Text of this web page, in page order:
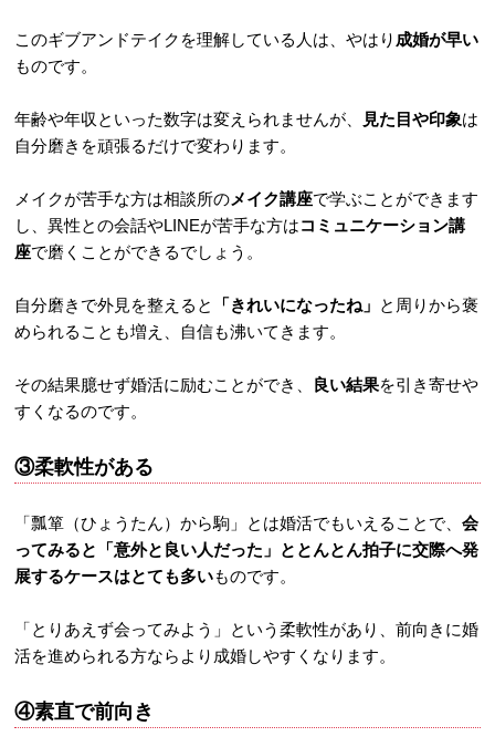
このギブアンドテイクを理解している人は、やはり 成婚が早い
ものです。
年齢や年収といった数字は変えられませんが、 見た目や印象は
自分磨きを頑張るだけで変わります。
メイクが苦手な方は相談所のメイク講座で学ぶことができます
し、異性との会話やLINEが苦手な方はコミュニケーション講
座で磨くことができるでしょう。
自分磨きで外見を整えると 「きれいになったね」 と周りから褒
められることも増え、自信も沸いてきます。
その結果臆せず婚活に励むことができ、 良い結果を引き寄せや
すくなるのです。
③柔軟性がある
「瓢箪（ひょうたん）から駒」とは婚活でもいえることで、会
ってみると「意外と良い人だった」ととんとん拍子に交際へ発
展するケースはとても多いものです。
「とりあえず会ってみよう」という柔軟性があり、前向きに婚
活を進められる方ならより成婚しやすくなります。
④素直で前向き